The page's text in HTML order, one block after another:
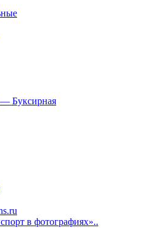
Буксирная
в фотографиях»..